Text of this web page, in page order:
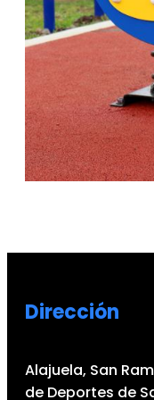
Dirección
Alajuela, San
de Deportes de